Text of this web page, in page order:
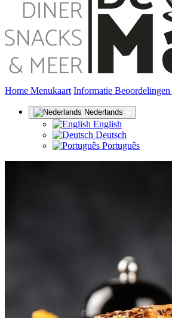
Home (huidige)
Menukaart Informatie Beoordelingen
Nederlands
English
Deutsch
Português